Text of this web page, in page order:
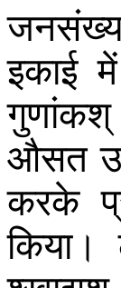
इकाई में
गुणांकश्
औसत
करके
किया।